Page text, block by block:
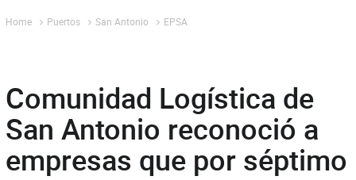
Home Puertos San Antonio EPSA
Comunidad Logística de
San Antonio reconoció a
empresas que por séptimo